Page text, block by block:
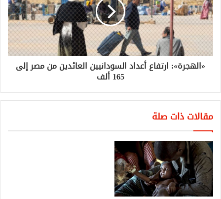
«الهجرة»: ارتفاع أعداد السودانيين العائدين من مصر إلى
165 ألف
مقالات ذات صلة